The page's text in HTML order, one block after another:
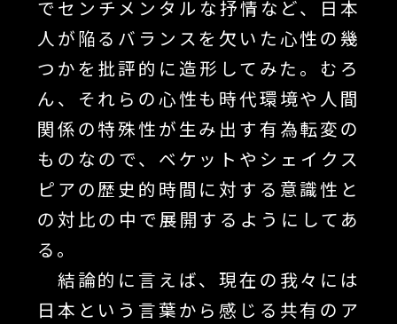
でセンチメンタルな抒情など、日本
人が陥るバランスを欠いた心性の幾
つかを批評的に造形してみた。むろ
ん、それらの心性も時代環境や人間
関係の特殊性が生み出す有為転変の
ものなので、ベケットやシェイクス
ピアの歴史的時間に対する意識性と
の対比の中で展開するようにしてあ
る。
結論的に言えば、現在の我々には
日本という言葉から感じる共有のア